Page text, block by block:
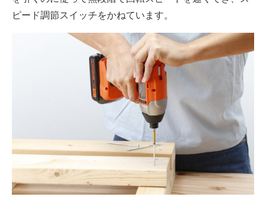
ピード調節スイッチをかねています。